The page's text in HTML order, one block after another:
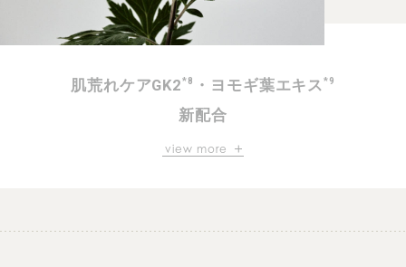
肌荒れケアGK2*8 ・ヨモギ葉エキス*9
新配合
甘草エキスから抽出されたGK2と
view more